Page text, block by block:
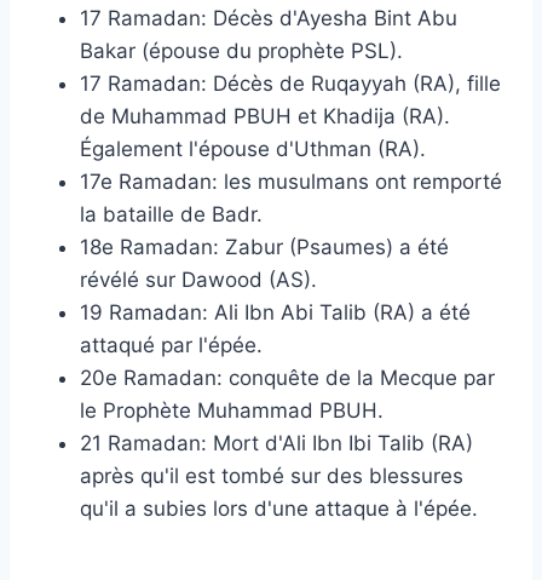
17 Ramadan: Décès d'Ayesha Bint Abu
Bakar (épouse du prophète PSL).
17 Ramadan: Décès de Ruqayyah (RA), fille
de Muhammad PBUH et Khadija (RA).
Également l'épouse d'Uthman (RA).
17e Ramadan: les musulmans ont remporté
la bataille de Badr.
18e Ramadan: Zabur (Psaumes) a été
révélé sur Dawood (AS).
19 Ramadan: Ali Ibn Abi Talib (RA) a été
attaqué par l'épée.
20e Ramadan: conquête de la Mecque par
le Prophète Muhammad PBUH.
21 Ramadan: Mort d'Ali Ibn Ibi Talib (RA)
après qu'il est tombé sur des blessures
qu'il a subies lors d'une attaque à l'épée.